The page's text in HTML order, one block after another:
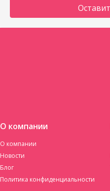
О компании
О компании
Новости
Блог
Политика конфиденциальности